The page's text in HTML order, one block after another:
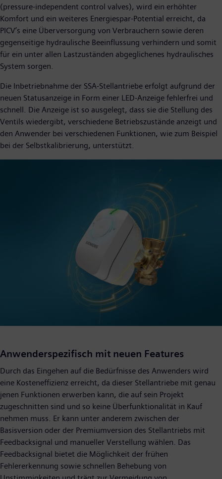
(pressure-independent control valves), wird ein erhöhter
Komfort und ein weiteres Energiespar-Potential erreicht, da
PICV’s eine Überversorgung von Verbrauchern sowie deren
gegenseitige hydraulische Beeinflussung verhindern und somit
für ein unter allen Lastzuständen abgeglichenes hydraulisches
System sorgen.
Die Inbetriebnahme der SSA-Stellantriebe erfolgt aufgrund der
neuen Statusanzeige in Form einer LED-Anzeige fehlerfrei und
schnell. Die Anzeige ist so ausgelegt, dass sie die Stellung des
Ventils wiedergibt, verschiedene Betriebszustände anzeigt und
den Anwender bei verschiedenen Funktionen, wie zum Beispiel
bei der Selbstkalibrierung, unterstützt.
Anwenderspezifisch mit neuen Features
Durch das Eingehen auf die Bedürfnisse des Anwenders wird
eine Kosteneffizienz erreicht, da dieser Stellantriebe mit genau
jenen Funktionen erwerben kann, die auf sein Projekt
zugeschnitten sind und so keine Überfunktionalität in Kauf
nehmen muss. Er kann unter anderem zwischen der
Basisversion oder der Premiumversion des Stellantriebs mit
Feedbacksignal und manueller Verstellung wählen. Das
Feedbacksignal bietet die Möglichkeit der frühen
Fehlererkennung sowie schnellen Behebung von